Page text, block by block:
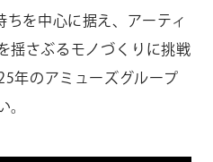
ちを中心に据え、アーティ
揺さぶるモノづくりに挑戦
年のアミューズグループ
。